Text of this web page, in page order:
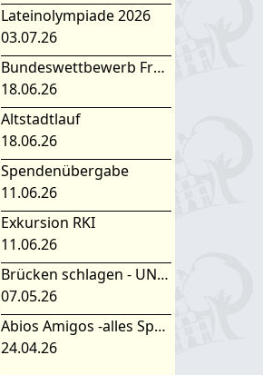
Lateinolympiade 2026
03.07.26
Bundeswettbewerb Fremdsprachen
18.06.26
Altstadtlauf
18.06.26
Spendenübergabe
11.06.26
Exkursion RKI
11.06.26
Brücken schlagen - UNESCO Projekttag 2026
07.05.26
Abios Amigos -alles Spanisch oder was
24.04.26